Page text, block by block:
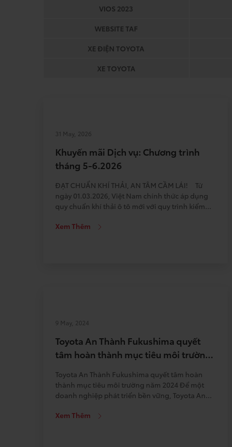
VIOS 2023
WEBSITE TAF
XE ĐIỆN TOYOTA
XE TOYOTA
31 May, 2026
Khuyến mãi Dịch vụ: Chương trình
tháng 5-6.2026
ĐẠT CHUẨN KHÍ THẢI, AN TÂM CẦM LÁI! Từ
ngày 01.03.2026, Việt Nam chính thức áp dụng
quy chuẩn khí thải ô tô mới với quy trình kiểm
Mức 1 (trước 1999), Mức 2 (1999-2016), Mức 3
Xem Thêm
9 May, 2024
Toyota An Thành Fukushima quyết
tâm hoàn thành mục tiêu môi trường
Toyota An Thành Fukushima quyết tâm hoàn
thành mục tiêu môi trường năm 2024 Để một
doanh nghiệp phát triển bền vững, Toyota An
tạo lợi nhuận kinh doanh, chúng tôi còn cần
Xem Thêm